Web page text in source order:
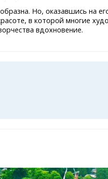
Но, оказавшись на
в которой многие
вдохновение.